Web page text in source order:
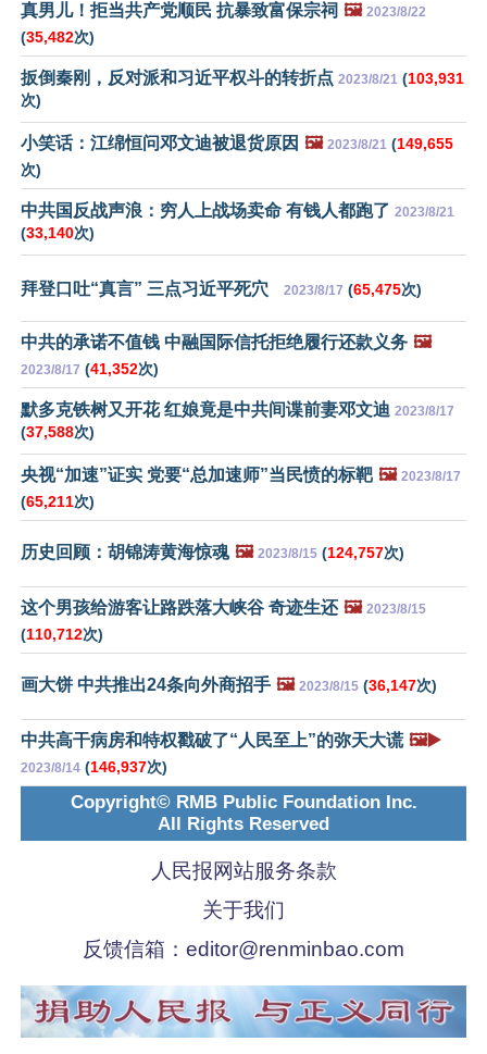
真男儿！拒当共产党顺民 抗暴致富保宗祠 🖼️ 2023/8/22
(35,482次)
扳倒秦刚，反对派和习近平权斗的转折点 2023/8/21 (103,931
次)
小笑话：江绵恒问邓文迪被退货原因 🖼️ 2023/8/21 (149,655
次)
中共国反战声浪：穷人上战场卖命 有钱人都跑了 2023/8/21
(33,140次)
拜登口吐“真言” 三点习近平死穴 2023/8/17 (65,475次)
中共的承诺不值钱 中融国际信托拒绝履行还款义务 🖼️
2023/8/17 (41,352次)
默多克铁树又开花 红娘竟是中共间谍前妻邓文迪 2023/8/17
(37,588次)
央视“加速”证实 党要“总加速师”当民愤的标靶 🖼️ 2023/8/17
(65,211次)
历史回顾：胡锦涛黄海惊魂 🖼️ 2023/8/15 (124,757次)
这个男孩给游客让路跌落大峡谷 奇迹生还 🖼️ 2023/8/15
(110,712次)
画大饼 中共推出24条向外商招手 🖼️ 2023/8/15 (36,147次)
中共高干病房和特权戳破了“人民至上”的弥天大谎 🖼️▶️
2023/8/14 (146,937次)
Copyright© RMB Public Foundation Inc.
All Rights Reserved
人民报网站服务条款
关于我们
反馈信箱： editor@renminbao.com